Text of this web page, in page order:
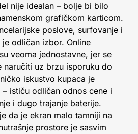
nije idealan – bolje bi bilo
grafičkom karticom.
poslove, surfovanje i
odličan izbor. Online
veoma jednostavne, jer se
uz brzu isporuku do
iskustvo kupaca je
ističu odličan odnos cene i
i dugo trajanje baterije.
da je ekran malo tamniji na
prostore je sasvim